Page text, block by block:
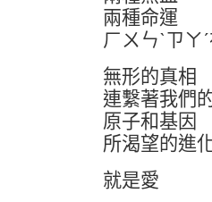
兩種命運
ㄏㄨㄣˋㄗㄚ
無形的真相
連繫著我們
原子和基因
所渴望的進
就是愛